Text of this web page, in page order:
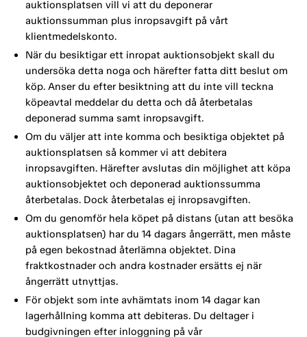
auktionsplatsen vill vi att du deponerar
auktionssumman plus inropsavgift på vårt
klientmedelskonto.
När du besiktigar ett inropat auktionsobjekt skall du
undersöka detta noga och härefter fatta ditt beslut om
köp. Anser du efter besiktning att du inte vill teckna
köpeavtal meddelar du detta och då återbetalas
deponerad summa samt inropsavgift.
Om du väljer att inte komma och besiktiga objektet på
auktionsplatsen så kommer vi att debitera
inropsavgiften. Härefter avslutas din möjlighet att köpa
auktionsobjektet och deponerad auktionssumma
återbetalas. Dock återbetalas ej inropsavgiften.
Om du genomför hela köpet på distans (utan att besöka
auktionsplatsen) har du 14 dagars ångerrätt, men måste
på egen bekostnad återlämna objektet. Dina
fraktkostnader och andra kostnader ersätts ej när
ångerrätt utnyttjas.
För objekt som inte avhämtats inom 14 dagar kan
lagerhållning komma att debiteras. Du deltager i
budgivningen efter inloggning på vår